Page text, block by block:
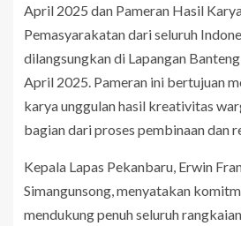
April 2025 dan Pameran Hasil
Pemasyarakatan dari seluruh
dilangsungkan di Lapangan
April 2025. Pameran ini bertujuan
karya unggulan hasil kreativitas
bagian dari proses pembinaan dan
Kepala Lapas Pekanbaru, Erwin
Simangunsong, menyatakan
mendukung penuh seluruh